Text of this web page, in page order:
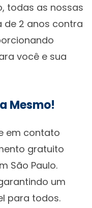
todas as nossas
de 2 anos contra
você e sua
Mesmo!
em contato
gratuito
São Paulo.
um
para todos.